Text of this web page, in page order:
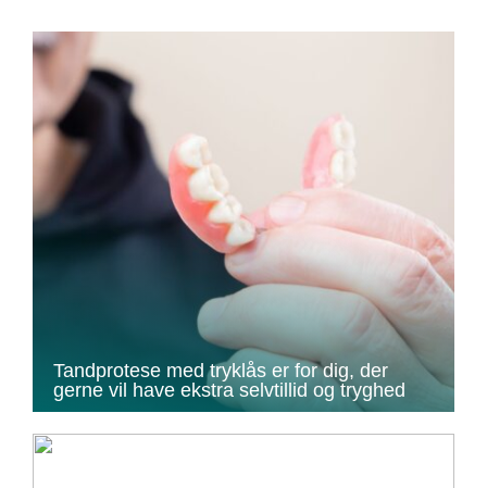
Tandprotese med tryklås er for dig, der
gerne vil have ekstra selvtillid og tryghed